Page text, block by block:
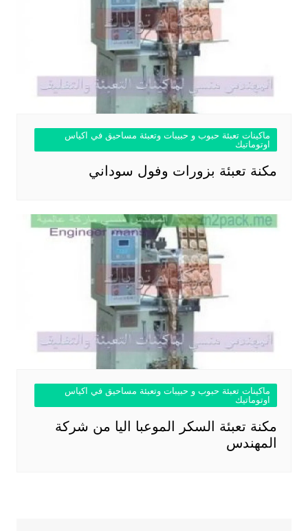
ماكينات تعبئة حبوب و حبيبات وتعبئة مساحيق في اكياس
اوتوماتيك
مكنة تعبئة بزورات وفول سوداني
ماكينات تعبئة حبوب و حبيبات وتعبئة مساحيق في اكياس
اوتوماتيك
مكنة تعبئة السكر الموعبا اليا من شركة
المهندس